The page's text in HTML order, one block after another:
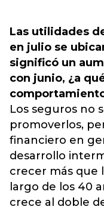
Las utilidades
en julio se
significó un
con junio, ¿a
Los seguros no
promoverlos,
financiero en
desarrollo
crecer más que
largo de los 40
crece al doble